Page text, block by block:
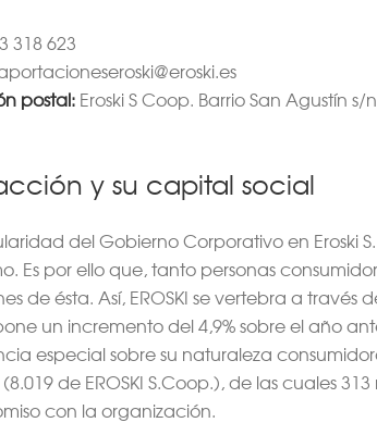
318 623
postal: Eroski S Coop. Barrio San Agustín
y su capital social
del Gobierno Corporativo en Eroski
Es por ello que, tanto personas
de ésta. Así, EROSKI se vertebra a
un incremento del 4,9% sobre el año
especial sobre su naturaleza
de EROSKI S.Coop.), de las cuales
con la organización.